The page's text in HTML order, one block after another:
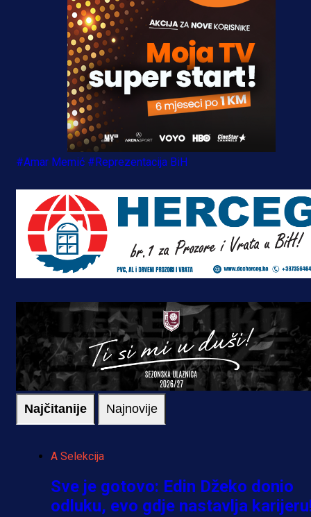
#Amar Memić #Reprezentacija BiH
Najčitanije Najnovije
A Selekcija
Sve je gotovo: Edin Džeko donio
odluku, evo gdje nastavlja